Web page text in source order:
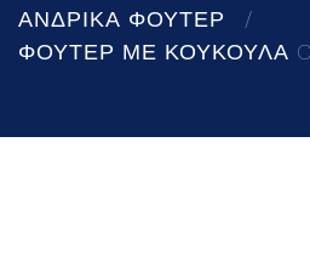
ΑΝΔΡΙΚΑ ΦΟΥΤΕΡ
ΦΟΥΤΕΡ ΜΕ ΚΟΥΚΟΥΛΑ